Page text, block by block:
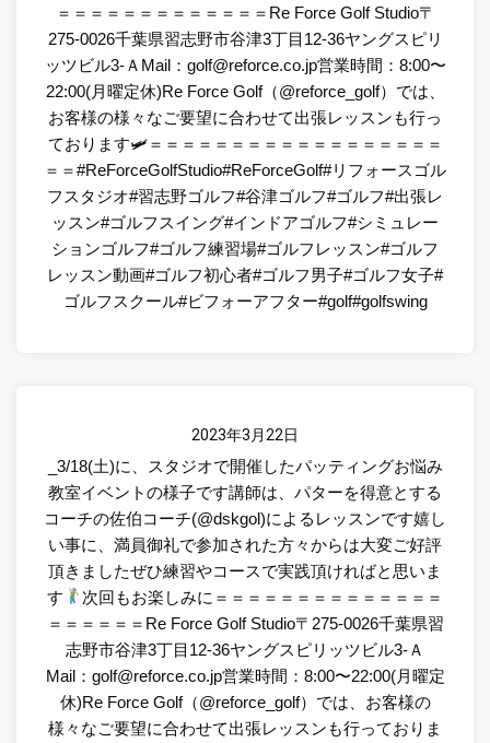
＝＝＝＝＝＝＝＝＝＝＝＝＝Re Force Golf Studio〒
275-0026千葉県習志野市谷津3丁目12-36ヤングスピリ
ッツビル3-ＡMail：golf@reforce.co.jp営業時間：8:00〜
22:00(月曜定休)Re Force Golf（@reforce_golf）では、
お客様の様々なご要望に合わせて出張レッスンも行っ
ております🛩＝＝＝＝＝＝＝＝＝＝＝＝＝＝＝＝＝＝
＝＝#ReForceGolfStudio#ReForceGolf#リフォースゴル
フスタジオ#習志野ゴルフ#谷津ゴルフ#ゴルフ#出張レ
ッスン#ゴルフスイング#インドアゴルフ#シミュレー
ションゴルフ#ゴルフ練習場#ゴルフレッスン#ゴルフ
レッスン動画#ゴルフ初心者#ゴルフ男子#ゴルフ女子#
ゴルフスクール#ビフォーアフター#golf#golfswing
2023年3月22日
_3/18(土)に、スタジオで開催したパッティングお悩み
教室イベントの様子です講師は、パターを得意とする
コーチの佐伯コーチ(@dskgol)によるレッスンです嬉し
い事に、満員御礼で参加された方々からは大変ご好評
頂きましたぜひ練習やコースで実践頂ければと思いま
す
次回もお楽しみに＝＝＝＝＝＝＝＝＝＝＝＝＝＝
＝＝＝＝＝＝Re Force Golf Studio〒275-0026千葉県習
志野市谷津3丁目12-36ヤングスピリッツビル3-Ａ
Mail：golf@reforce.co.jp営業時間：8:00〜22:00(月曜定
休)Re Force Golf（@reforce_golf）では、お客様の
様々なご要望に合わせて出張レッスンも行っておりま